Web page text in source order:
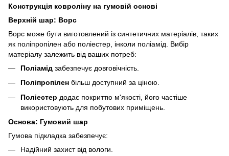
Конструкція ковроліну на гумовій основі
Верхній шар: Ворс
Ворс може бути виготовлений із синтетичних матеріалів, таких
як поліпропілен або поліестер, інколи поліамід. Вибір
матеріалу залежить від ваших потреб:
Поліамід забезпечує довговічність.
Поліпропілен більш доступний за ціною.
Поліестер додає покриттю м'якості, його частіше
використовують для побутових приміщень.
Основа: Гумовий шар
Гумова підкладка забезпечує:
Надійний захист від вологи.